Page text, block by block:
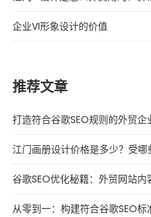
企业VI形象设计的价值
推荐文章
打造符合谷歌SEO规则的外贸
江门画册设计价格是多少？受哪
谷歌SEO优化秘籍：外贸网站
从零到一：构建符合谷歌SEO